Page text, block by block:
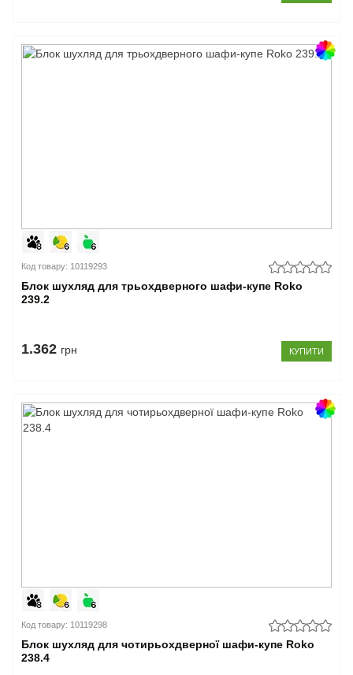
Код товару: 10119293
Блок шухляд для трьохдверного шафи-купе Roko
239.2
1.362 грн КУПИТИ
Код товару: 10119298
Блок шухляд для чотирьохдверної шафи-купе Roko
238.4